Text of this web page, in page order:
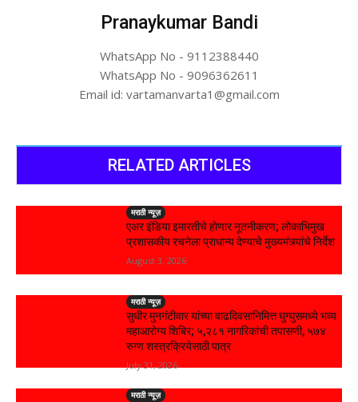
Pranaykumar Bandi
WhatsApp No - 9112388440
WhatsApp No - 9096362611
Email id: vartamanvarta1@gmail.com
RELATED ARTICLES
मराठी न्यूज़
एअर इंडिया इमारतीचे होणार नूतनीकरण; लोकाभिमुख
प्रशासकीय रचनेला प्राधान्य देण्याचे मुख्यमंत्र्यांचे निर्देश
August 3, 2026
मराठी न्यूज़
सुधीर मुनगंटीवार यांच्या वाढदिवसानिमित्त घुग्घुसमध्ये भव्य
महाआरोग्य शिबिर; ५,२८१ नागरिकांची तपासणी, ५७४
रुग्ण शस्त्रक्रियेसाठी पात्र
July 31, 2026
मराठी न्यूज़